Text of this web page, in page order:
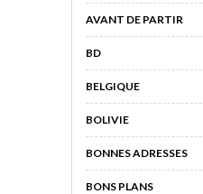
AVANT DE PARTIR
BD
BELGIQUE
BOLIVIE
BONNES ADRESSES
BONS PLANS